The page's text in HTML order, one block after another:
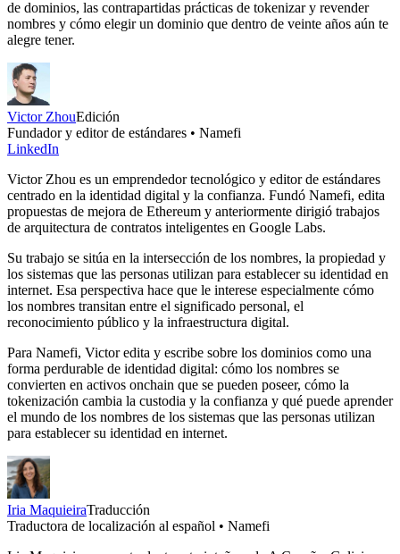
de dominios, las contrapartidas prácticas de tokenizar y revender
nombres y cómo elegir un dominio que dentro de veinte años aún te
alegre tener.
Victor ZhouEdición
Fundador y editor de estándares • Namefi
LinkedIn
Victor Zhou es un emprendedor tecnológico y editor de estándares
centrado en la identidad digital y la confianza. Fundó Namefi, edita
propuestas de mejora de Ethereum y anteriormente dirigió trabajos
de arquitectura de contratos inteligentes en Google Labs.
Su trabajo se sitúa en la intersección de los nombres, la propiedad y
los sistemas que las personas utilizan para establecer su identidad en
internet. Esa perspectiva hace que le interese especialmente cómo
los nombres transitan entre el significado personal, el
reconocimiento público y la infraestructura digital.
Para Namefi, Victor edita y escribe sobre los dominios como una
forma perdurable de identidad digital: cómo los nombres se
convierten en activos onchain que se pueden poseer, cómo la
tokenización cambia la custodia y la confianza y qué puede aprender
el mundo de los nombres de los sistemas que las personas utilizan
para establecer su identidad en internet.
Iria MaquieiraTraducción
Traductora de localización al español • Namefi